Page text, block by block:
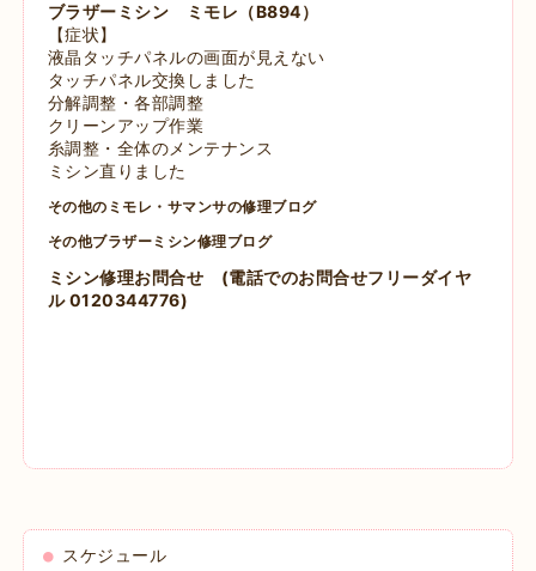
ブラザーミシン ミモレ（B894）
【症状】
液晶タッチパネルの画面が見えない
タッチパネル交換しました
分解調整・各部調整
クリーンアップ作業
糸調整・全体のメンテナンス
ミシン直りました
その他のミモレ・サマンサの修理ブログ
その他ブラザーミシン修理ブログ
ミシン修理お問合せ (電話でのお問合せフリーダイヤ
ル 0120344776)
スケジュール